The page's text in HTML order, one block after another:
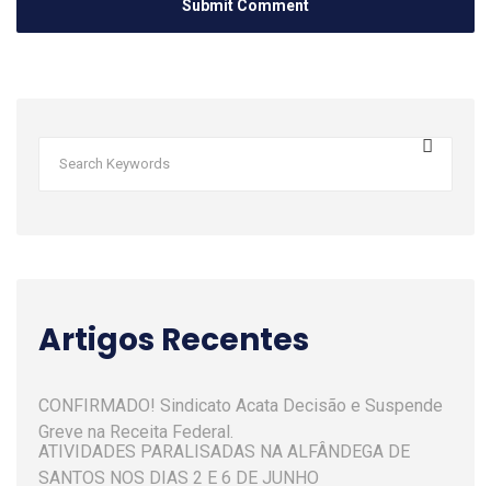
Artigos Recentes
CONFIRMADO! Sindicato Acata Decisão e Suspende
ATIVIDADES PARALISADAS NA ALFÂNDEGA DE